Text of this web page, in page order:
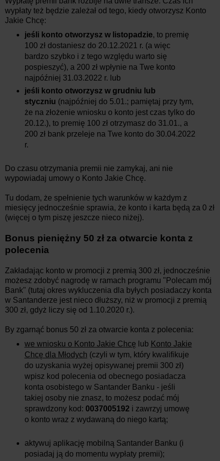
wypłaty też będzie zależał od tego, kiedy otworzysz Konto
Jakie Chcę:
jeśli konto otworzysz w listopadzie, to premię
100 zł dostaniesz do 20.12.2021 r. (a więc
bardzo szybko i z tego względu warto się
pospieszyć), a 200 zł wpłynie na Twe konto
najpóźniej 31.03.2022 r. lub
jeśli konto otworzysz w grudniu lub
styczniu (najpóźniej do 5.01.; pamiętaj przy tym,
że na złożenie wniosku o konto jest czas tylko do
20.12.), to premię 100 zł otrzymasz do 31.01., a
200 zł bank przeleje na Twe konto do 30.04.2022
r.
Do czasu otrzymania premii nie zamykaj, ani nie
wypowiadaj umowy o Konto Jakie Chcę.
Tu dodam, że spełnienie tych warunków w każdym z
miesięcy jednocześnie sprawia, że konto i karta będą za 0 zł
(więcej o tym piszę jeszcze nieco niżej).
Bonus pieniężny 50 zł za otwarcie konta z
polecenia
Zakładając konto w promocji z premią 300 zł, jednocześnie
możesz zdobyć nagrodę w ramach programu "Polecam mój
Bank" (tutaj okres wykluczenia dla byłych posiadaczy konta
w Santanderze jest nieco dłuższy, niż w promocji z premią
300 zł, gdyż liczy się od 1.10.2020 r.).
By zgarnąć bonus 50 zł za otwarcie konta z polecenia:
we wniosku o Konto Jakie Chcę lub Konto Jakie
Chcę dla Młodych (czyli w tym, który kwalifikuje
do uzyskania wyżej opisywanej premii 300 zł)
wpisz kod polecenia od obecnego posiadacza
konta osobistego w Santander Banku - jeśli
takiej osoby nie znasz, to możesz podać mój
sprawdzony kod: 0037005192 i zawrzyj umowę
o konto wraz z wydawaną do niego kartą;
aktywuj aplikację mobilną Santander Banku (i
posiadaj ją do momentu wypłaty premii);